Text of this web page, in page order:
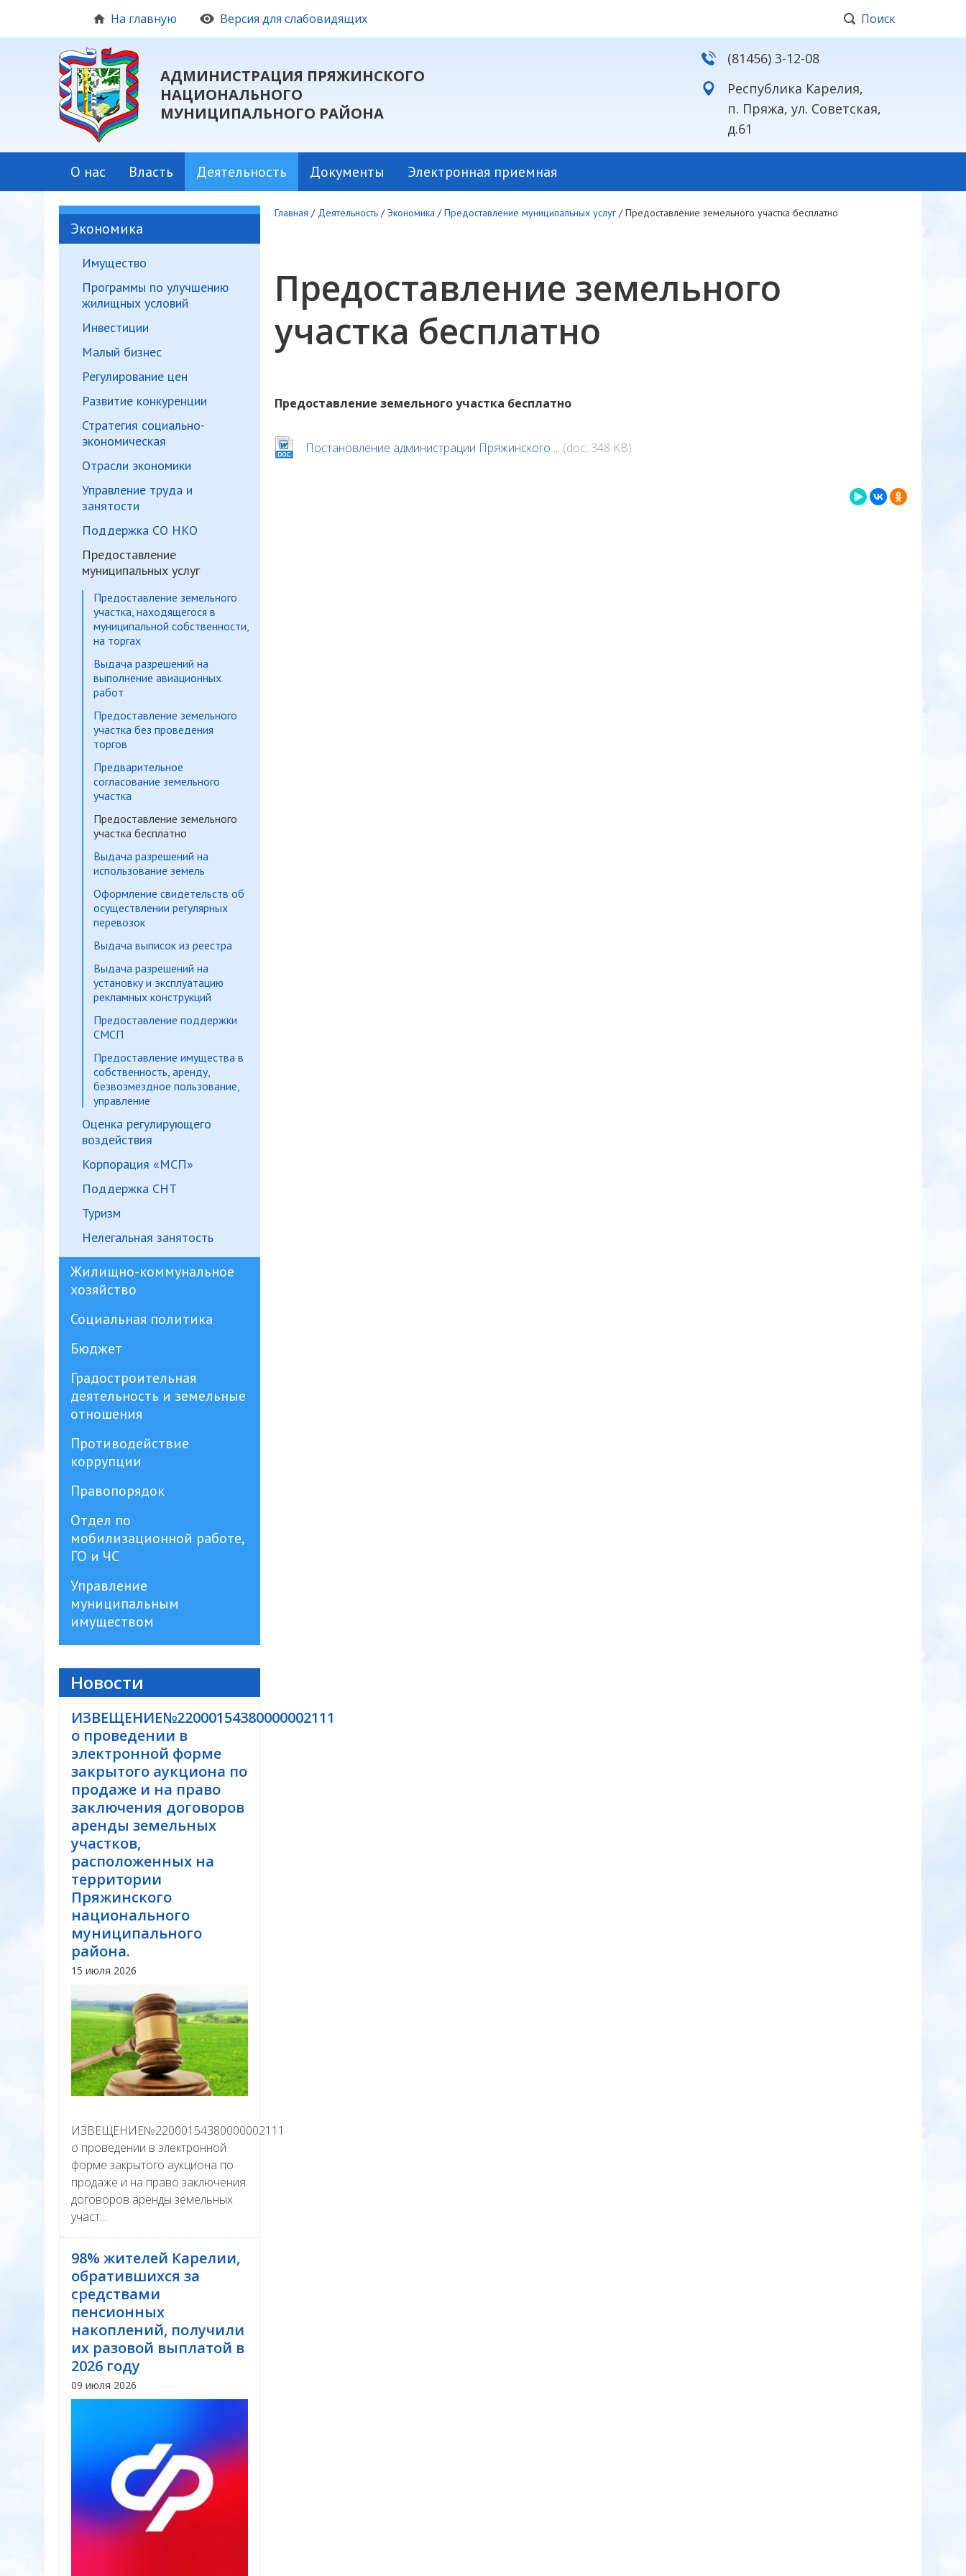
На главную Версия для слабовидящих Поиск
АДМИНИСТРАЦИЯ ПРЯЖИНСКОГО
НАЦИОНАЛЬНОГО
МУНИЦИПАЛЬНОГО РАЙОНА
(81456) 3-12-08
Республика Карелия,
п. Пряжа, ул. Советская,
д.61
О нас Власть Деятельность Документы Электронная приемная
Экономика
Имущество
Программы по улучшению
жилищных условий
Инвестиции
Малый бизнес
Регулирование цен
Развитие конкуренции
Стратегия социально-
экономическая
Отрасли экономики
Управление труда и
занятости
Поддержка СО НКО
Предоставление
муниципальных услуг
Предоставление земельного
участка, находящегося в
муниципальной собственности,
на торгах
Выдача разрешений на
выполнение авиационных
работ
Предоставление земельного
участка без проведения
торгов
Предварительное
согласование земельного
участка
Предоставление земельного
участка бесплатно
Выдача разрешений на
использование земель
Оформление свидетельств об
осуществлении регулярных
перевозок
Выдача выписок из реестра
Выдача разрешений на
установку и эксплуатацию
рекламных конструкций
Предоставление поддержки
СМСП
Предоставление имущества в
собственность, аренду,
безвозмездное пользование,
управление
Оценка регулирующего
воздействия
Корпорация «МСП»
Поддержка СНТ
Туризм
Нелегальная занятость
Жилищно-коммунальное
хозяйство
Социальная политика
Бюджет
Градостроительная
деятельность и земельные
отношения
Противодействие
коррупции
Правопорядок
Отдел по
мобилизационной работе,
ГО и ЧС
Управление
муниципальным
имуществом
Новости
ИЗВЕЩЕНИЕ№22000154380000002111
о проведении в
электронной форме
закрытого аукциона по
продаже и на право
заключения договоров
аренды земельных
участков,
расположенных на
территории
Пряжинского
национального
муниципального
района.
15 июля 2026
ИЗВЕЩЕНИЕ№22000154380000002111
о проведении в электронной
форме закрытого аукциона по
продаже и на право заключения
договоров аренды земельных
участ...
98% жителей Карелии,
обратившихся за
средствами
пенсионных
накоплений, получили
их разовой выплатой в
2026 году
09 июля 2026
Главная / Деятельность /Экономика /Предоставление муниципальных услуг /Предоставление земельного участка бесплатно
Предоставление земельного
участка бесплатно
Предоставление земельного участка бесплатно
Постановление администрации Пряжинского ... (doc, 348 KB)